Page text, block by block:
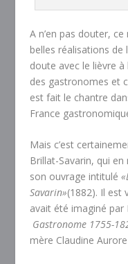
A n’en pas douter,
belles réalisations
doute avec le lièvre
des gastronomes et
est fait le chantre
France
Mais c’est
Brillat-Savarin, qui
son ouvrage intitulé
Savarin»(1882). Il est
avait été imaginé par
Gastronome 1755-
mère Claudine